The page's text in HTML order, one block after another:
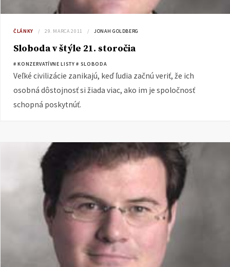
ČLÁNKY 29. MARCA 2011 JONAH GOLDBERG
Sloboda v štýle 21. storočia
# KONZERVATÍVNE LISTY # SLOBODA
Veľké civilizácie zanikajú, keď ľudia začnú veriť, že ich
osobná dôstojnosť si žiada viac, ako im je spoločnosť
schopná poskytnúť.